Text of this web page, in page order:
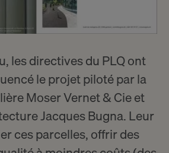
les directives du PLQ ont
le projet piloté par la
Moser Vernet & Cie et
Jacques Bugna. Leur
ces parcelles, offrir des